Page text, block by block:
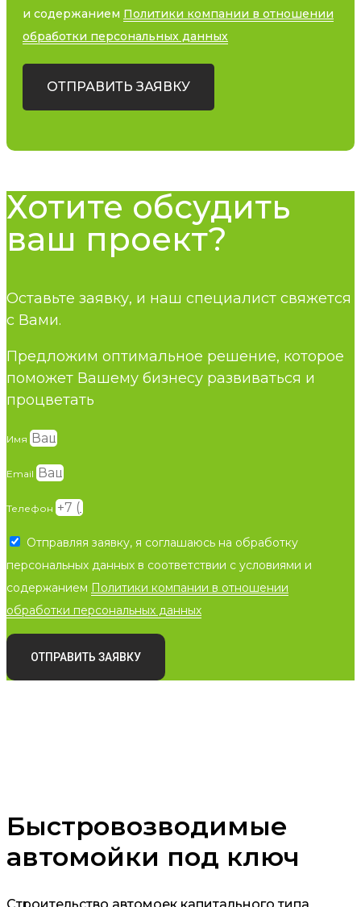
и содержанием Политики компании в отношении
обработки персональных данных
ОТПРАВИТЬ ЗАЯВКУ
Хотите обсудить
ваш проект?
Оставьте заявку, и наш специалист свяжется
с Вами.
Предложим оптимальное решение, которое
поможет Вашему бизнесу развиваться и
процветать
Имя
Email
Телефон
Отправляя заявку, я соглашаюсь на обработку
персональных данных в соответствии с условиями и
содержанием Политики компании в отношении
обработки персональных данных
ОТПРАВИТЬ ЗАЯВКУ
Быстровозводимые
автомойки под ключ